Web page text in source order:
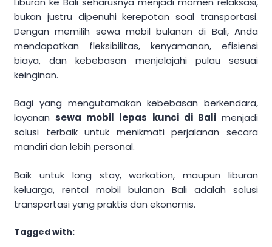
bukan justru dipenuhi kerepotan soal transportasi.
Dengan memilih sewa mobil bulanan di Bali, Anda
mendapatkan fleksibilitas, kenyamanan, efisiensi
biaya, dan kebebasan menjelajahi pulau sesuai
keinginan.
Bagi yang mengutamakan kebebasan berkendara,
layanansewa mobil lepas kunci di Balimenjadi
solusi terbaik untuk menikmati perjalanan secara
mandiri dan lebih personal.
Baik untuk long stay, workation, maupun liburan
keluarga, rental mobil bulanan Bali adalah solusi
transportasi yang praktis dan ekonomis.
Tagged with: